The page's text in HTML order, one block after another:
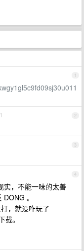
1
2
1
3
4
实，不能一味的太善
。
，就没咋玩了
。